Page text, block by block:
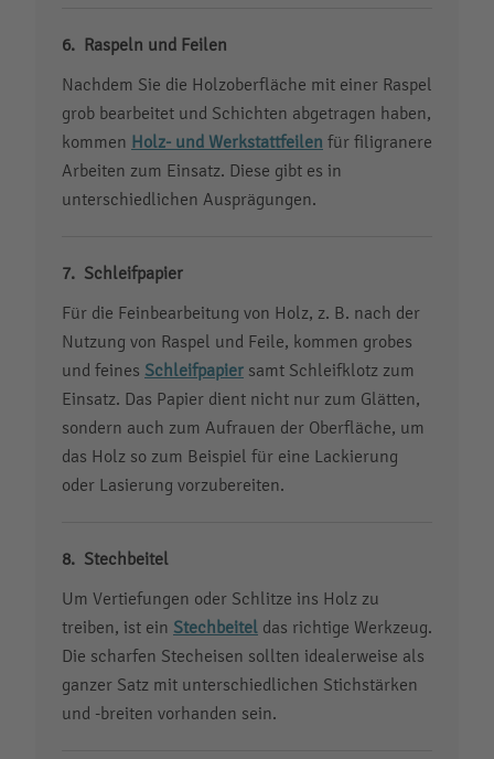
Raspeln und Feilen
Nachdem Sie die Holzoberfläche mit einer Raspel
grob bearbeitet und Schichten abgetragen haben,
kommen Holz- und Werkstattfeilen für filigranere
Arbeiten zum Einsatz. Diese gibt es in
unterschiedlichen Ausprägungen.
Schleifpapier
Für die Feinbearbeitung von Holz, z. B. nach der
Nutzung von Raspel und Feile, kommen grobes
und feines Schleifpapier samt Schleifklotz zum
Einsatz. Das Papier dient nicht nur zum Glätten,
sondern auch zum Aufrauen der Oberfläche, um
das Holz so zum Beispiel für eine Lackierung
oder Lasierung vorzubereiten.
Stechbeitel
Um Vertiefungen oder Schlitze ins Holz zu
treiben, ist ein Stechbeitel das richtige Werkzeug.
Die scharfen Stecheisen sollten idealerweise als
ganzer Satz mit unterschiedlichen Stichstärken
und -breiten vorhanden sein.